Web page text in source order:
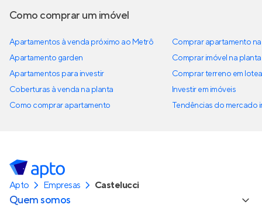
Como comprar um imóvel
Apartamentos à venda próximo ao Metrô
Apartamento garden
Apartamentos para investir
Coberturas à venda na planta
Como comprar apartamento
Comprar apartamento
Comprar imóvel na planta
Comprar terreno em
Investir em imóveis
Tendências do mercado
Apto Empresas Castelucci
Quem somos